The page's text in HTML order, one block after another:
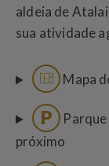
aldeia de
sua atividade
Mapa
próximo